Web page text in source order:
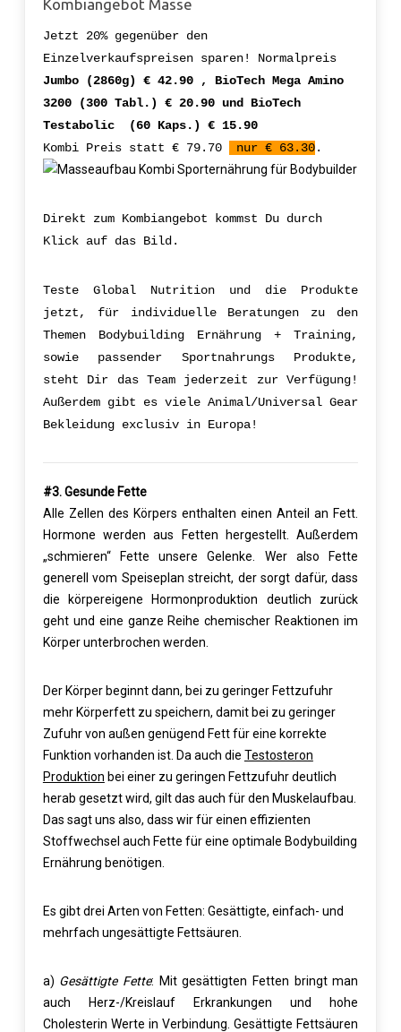
Kombiangebot Masse
Jetzt 20% gegenüber den
Einzelverkaufspreisen sparen! Normalpreis
Jumbo (2860g) € 42.90 , BioTech Mega Amino
3200 (300 Tabl.) € 20.90 und BioTech
Testabolic (60 Kaps.) € 15.90
Kombi Preis statt € 79.70
nur € 63.30.
Direkt zum Kombiangebot kommst Du durch
Klick auf das Bild.
Teste Global Nutrition und die Produkte
jetzt, für individuelle Beratungen zu den
Themen Bodybuilding Ernährung + Training,
sowie passender Sportnahrungs Produkte,
steht Dir das Team jederzeit zur Verfügung!
Außerdem gibt es viele Animal/Universal Gear
Bekleidung exclusiv in Europa!
#3. Gesunde Fette
Alle Zellen des Körpers enthalten einen Anteil an Fett.
Hormone werden aus Fetten hergestellt. Außerdem
„schmieren“ Fette unsere Gelenke. Wer also Fette
generell vom Speiseplan streicht, der sorgt dafür, dass
die körpereigene Hormonproduktion deutlich zurück
geht und eine ganze Reihe chemischer Reaktionen im
Körper unterbrochen werden.
Der Körper beginnt dann, bei zu geringer Fettzufuhr
mehr Körperfett zu speichern, damit bei zu geringer
Zufuhr von außen genügend Fett für eine korrekte
Funktion vorhanden ist. Da auch die Testosteron
Produktion bei einer zu geringen Fettzufuhr deutlich
herab gesetzt wird, gilt das auch für den Muskelaufbau.
Das sagt uns also, dass wir für einen effizienten
Stoffwechsel auch Fette für eine optimale Bodybuilding
Ernährung benötigen.
Es gibt drei Arten von Fetten: Gesättigte, einfach- und
mehrfach ungesättigte Fettsäuren.
a) Gesättigte Fette: Mit gesättigten Fetten bringt man
auch Herz-/Kreislauf Erkrankungen und hohe
Cholesterin Werte in Verbindung. Gesättigte Fettsäuren